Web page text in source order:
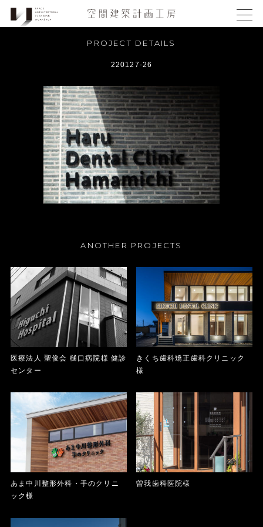
PROJECT DETAILS
220127-26
ANOTHER PROJECTS
医療法人 聖俊会 樋口病院様 健診
センター
きくち歯科矯正歯科クリニック
様
あま中川整形外科・手のクリニ
ック様
曽我歯科医院様